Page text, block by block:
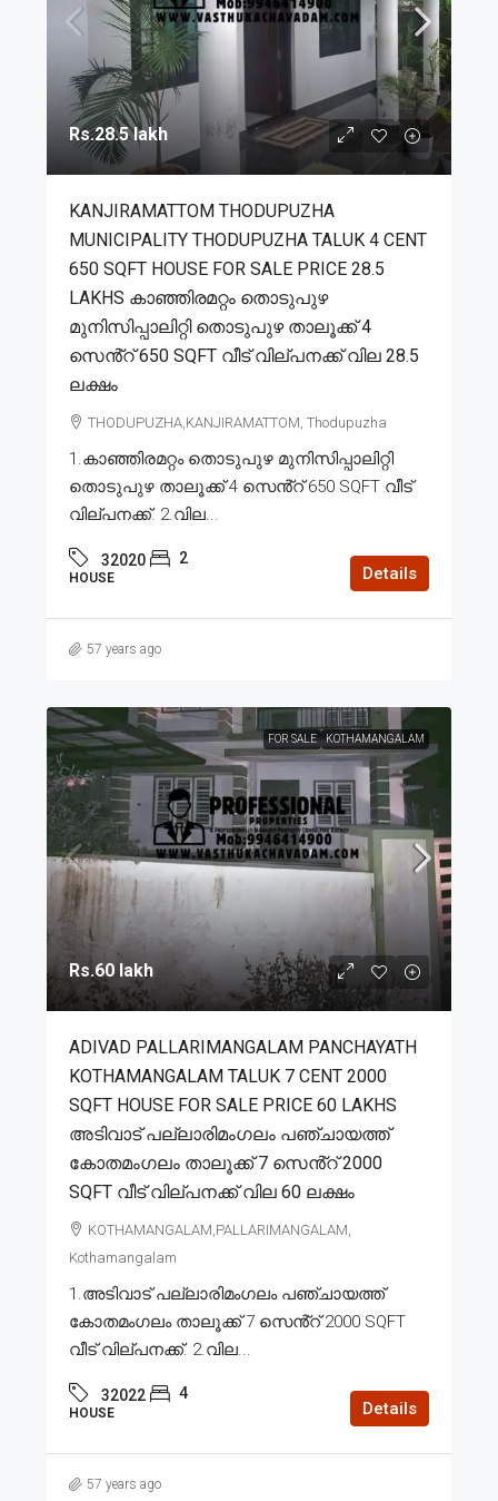
Rs.28.5 lakh
KANJIRAMATTOM THODUPUZHA
MUNICIPALITY THODUPUZHA TALUK 4 CENT
650 SQFT HOUSE FOR SALE PRICE 28.5
LAKHS കാഞ്ഞിരമറ്റം തൊടുപുഴ
മുനിസിപ്പാലിറ്റി തൊടുപുഴ താലൂക്ക് 4
സെൻ്റ് 650 SQFT വീട് വില്പനക്ക് വില 28.5
ലക്ഷം
THODUPUZHA,KANJIRAMATTOM, Thodupuzha
1.കാഞ്ഞിരമറ്റം തൊടുപുഴ മുനിസിപ്പാലിറ്റി
തൊടുപുഴ താലൂക്ക് 4 സെൻ്റ് 650 SQFT വീട്
വില്പനക്ക്. 2.വില...
32020 2
HOUSE Details
57 years ago
FOR SALE KOTHAMANGALAM
Rs.60 lakh
ADIVAD PALLARIMANGALAM PANCHAYATH
KOTHAMANGALAM TALUK 7 CENT 2000
SQFT HOUSE FOR SALE PRICE 60 LAKHS
അടിവാട് പല്ലാരിമംഗലം പഞ്ചായത്ത്
കോതമംഗലം താലൂക്ക് 7 സെൻ്റ് 2000
SQFT വീട് വില്പനക്ക് വില 60 ലക്ഷം
KOTHAMANGALAM,PALLARIMANGALAM,
Kothamangalam
1.അടിവാട് പല്ലാരിമംഗലം പഞ്ചായത്ത്
കോതമംഗലം താലൂക്ക് 7 സെൻ്റ് 2000 SQFT
വീട് വില്പനക്ക്. 2.വില...
32022 4
HOUSE Details
57 years ago